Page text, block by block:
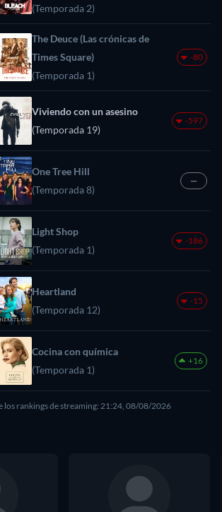
(Temporada 2)
The Deuce (Las crónicas de
Times Square)
(Temporada 1)
-80
Viviendo con un asesino
(Temporada 19)
-597
One Tree Hill
(Temporada 8)
—
Light Shop
(Temporada 1)
-186
Heartland
(Temporada 12)
-15
Cocina con química
(Temporada 1)
+16
los rankings de streaming: 21:24, 08/08/2026